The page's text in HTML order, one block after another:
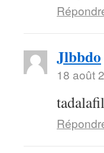
Jlbbdo
18 août